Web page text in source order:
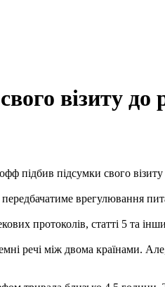
візиту до
підбив підсумки свого візиту
врегулювання
протоколів, статті 5 та
речі між двома країнами.